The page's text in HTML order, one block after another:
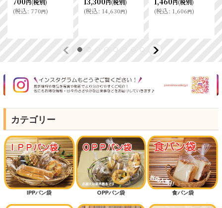
円
(税込: 770円)
円
(税込: 14,630円)
円
(税込: 1,606円)
カテゴリー
IPPパン袋 OPPパン袋 食パン袋